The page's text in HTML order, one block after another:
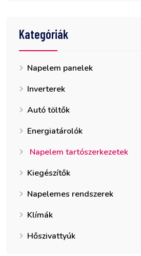
Kategóriák
Napelem panelek
Inverterek
Autó töltők
Energiatárolók
Napelem tartószerkezetek
Kiegészítők
Napelemes rendszerek
Klímák
Hőszivattyúk